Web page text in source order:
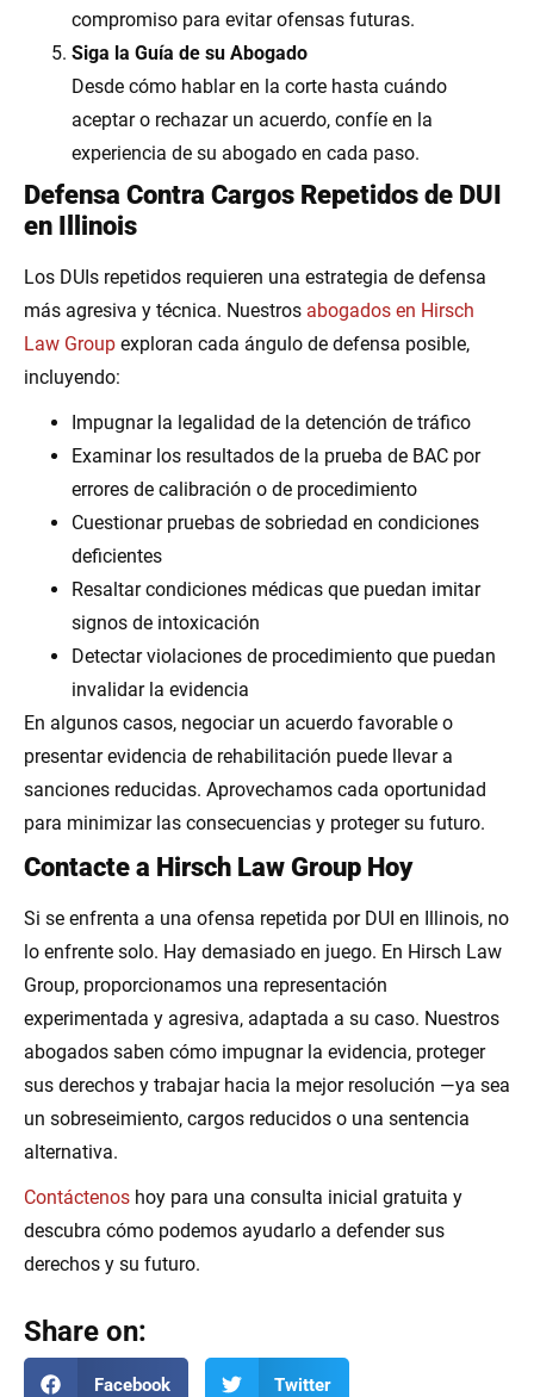
compromiso para evitar ofensas futuras.
Siga la Guía de su Abogado
Desde cómo hablar en la corte hasta cuándo
aceptar o rechazar un acuerdo, confíe en la
experiencia de su abogado en cada paso.
Defensa Contra Cargos Repetidos de DUI
en Illinois
Los DUIs repetidos requieren una estrategia de defensa
más agresiva y técnica. Nuestros abogados en Hirsch
Law Group exploran cada ángulo de defensa posible,
incluyendo:
Impugnar la legalidad de la detención de tráfico
Examinar los resultados de la prueba de BAC por
errores de calibración o de procedimiento
Cuestionar pruebas de sobriedad en condiciones
deficientes
Resaltar condiciones médicas que puedan imitar
signos de intoxicación
Detectar violaciones de procedimiento que puedan
invalidar la evidencia
En algunos casos, negociar un acuerdo favorable o
presentar evidencia de rehabilitación puede llevar a
sanciones reducidas. Aprovechamos cada oportunidad
para minimizar las consecuencias y proteger su futuro.
Contacte a Hirsch Law Group Hoy
Si se enfrenta a una ofensa repetida por DUI en Illinois, no
lo enfrente solo. Hay demasiado en juego. En Hirsch Law
Group, proporcionamos una representación
experimentada y agresiva, adaptada a su caso. Nuestros
abogados saben cómo impugnar la evidencia, proteger
sus derechos y trabajar hacia la mejor resolución —ya sea
un sobreseimiento, cargos reducidos o una sentencia
alternativa.
Contáctenos hoy para una consulta inicial gratuita y
descubra cómo podemos ayudarlo a defender sus
derechos y su futuro.
Share on:
Facebook Twitter